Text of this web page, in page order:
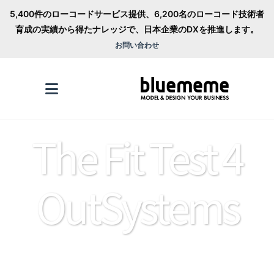
5,400件のローコードサービス提供、6,200名のローコード技術者
育成の実績から得たナレッジで、日本企業のDXを推進します。
お問い合わせ
The Fit Test 4
OutSystems